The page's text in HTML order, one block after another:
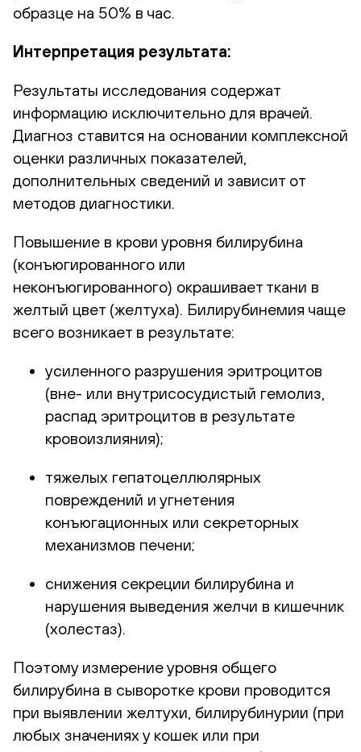
образце на 50% в час.
Интерпретация результата:
Результаты исследования содержат
информацию исключительно для врачей.
Диагноз ставится на основании комплексной
оценки различных показателей,
дополнительных сведений и зависит от
методов диагностики.
Повышение в крови уровня билирубина
(конъюгированного или
неконъюгированного) окрашивает ткани в
желтый цвет (желтуха). Билирубинемия чаще
всего возникает в результате:
усиленного разрушения эритроцитов
(вне- или внутрисосудистый гемолиз,
распад эритроцитов в результате
кровоизлияния);
тяжелых гепатоцеллюлярных
повреждений и угнетения
конъюгационных или секреторных
механизмов печени;
снижения секреции билирубина и
нарушения выведения желчи в кишечник
(холестаз).
Поэтому измерение уровня общего
билирубина в сыворотке крови проводится
при выявлении желтухи, билирубинурии (при
любых значениях у кошек или при